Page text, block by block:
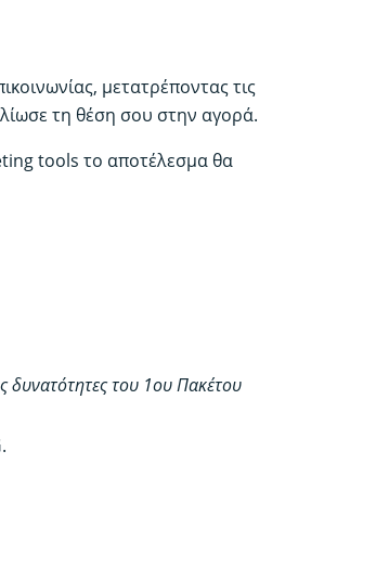
μετατρέποντας τις
τη θέση σου στην αγορά.
tools το αποτέλεσμα θα
δυνατότητες του 1ου Πακέτου
.